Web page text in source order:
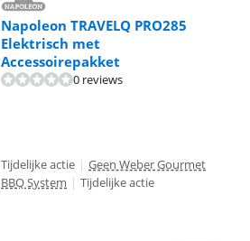
Napoleon TRAVELQ PRO285
Elektrisch met
Accessoirepakket
0 reviews
Tijdelijke actie | Geen Weber Gourmet
BBQ System | Tijdelijke actie